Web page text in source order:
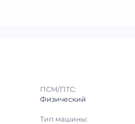
ПСМ/ПТС:
Физический
Тип машины: